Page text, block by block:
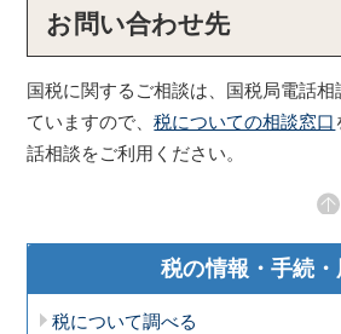
お問い合わせ先
国税に関するご相談は、国税局電話
ていますので、税についての相談窓口
話相談をご利用ください。
税の情報・手続
税について調べる